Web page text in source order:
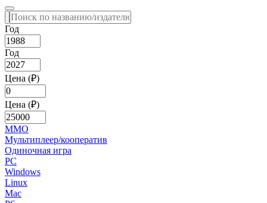
Год
Год
Цена (₽)
Цена (₽)
MMO
Мультиплеер/кооператив
Одиночная игра
PC
Windows
Linux
Mac